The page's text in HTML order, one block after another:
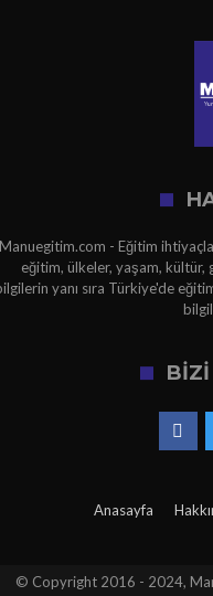
- Eğitim
eğitim, ülkeler, yaşam, kültür,
yanı sıra Türkiye'de
BİZİ
Anasayfa
© Copyright 2016 - 2024,